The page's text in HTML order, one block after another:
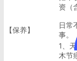
资（
【保养】
日常
事。
1、
木节